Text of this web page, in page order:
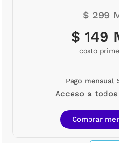
$ 299
$ 149
costo
Pago mensual
Acceso a
Comprar